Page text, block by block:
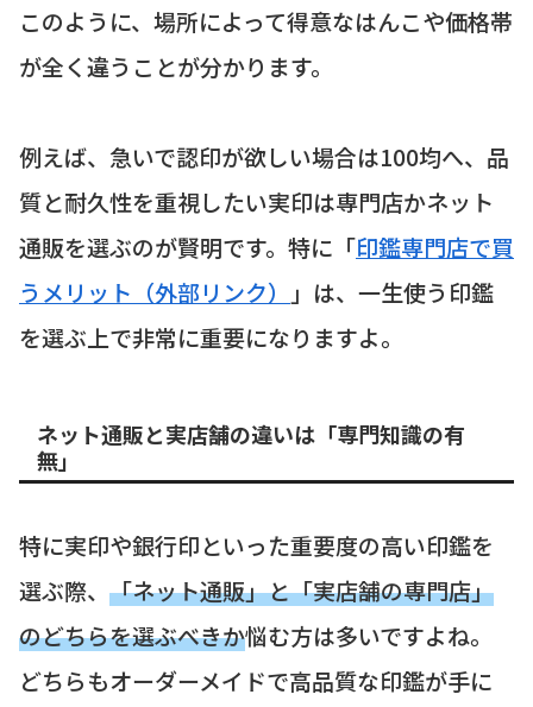
このように、場所によって得意なはんこや価格帯
が全く違うことが分かります。
例えば、急いで認印が欲しい場合は100均へ、品
質と耐久性を重視したい実印は専門店かネット
通販を選ぶのが賢明です。特に「印鑑専門店で買
うメリット（外部リンク）
」は、一生使う印鑑
を選ぶ上で非常に重要になりますよ。
ネット通販と実店舗の違いは「専門知識の有
無」
特に実印や銀行印といった重要度の高い印鑑を
選ぶ際、 「ネット通販」と「実店舗の専門店」
のどちらを選ぶべきか悩む方は多いですよね。
どちらもオーダーメイドで高品質な印鑑が手に